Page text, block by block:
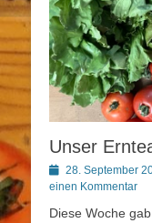
Unser
Posted
on
28. September
einen Kommentar
Diese Woche